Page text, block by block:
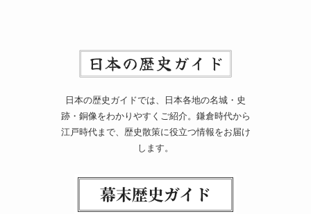
日本の歴史ガイドでは、日本各地の名城・史
跡・銅像をわかりやすくご紹介。鎌倉時代から
江戸時代まで、歴史散策に役立つ情報をお届け
します。